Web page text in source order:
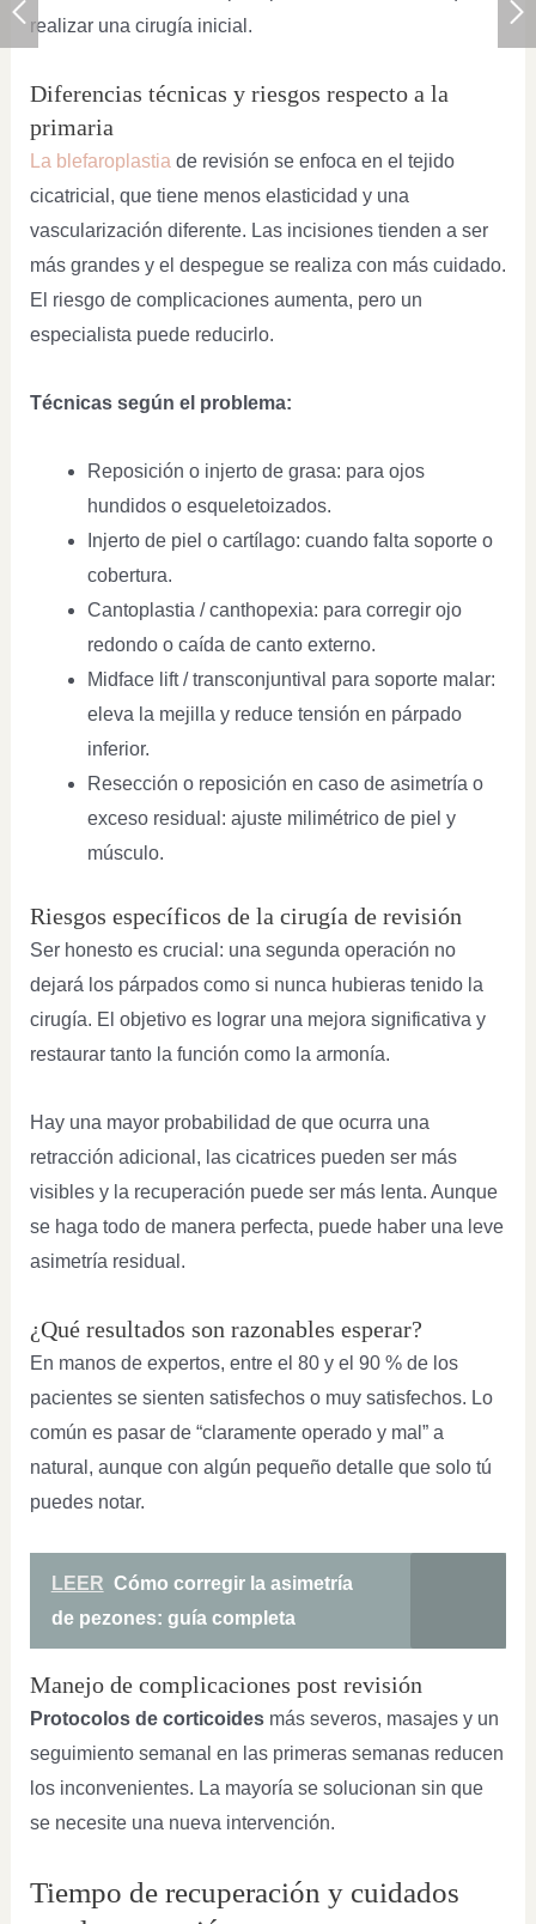
realizar una cirugía inicial.
Diferencias técnicas y riesgos respecto a la
primaria
La blefaroplastia de revisión se enfoca en el tejido
cicatricial, que tiene menos elasticidad y una
vascularización diferente. Las incisiones tienden a ser
más grandes y el despegue se realiza con más cuidado.
El riesgo de complicaciones aumenta, pero un
especialista puede reducirlo.
Técnicas según el problema:
Reposición o injerto de grasa: para ojos
hundidos o esqueletoizados.
Injerto de piel o cartílago: cuando falta soporte o
cobertura.
Cantoplastia / canthopexia: para corregir ojo
redondo o caída de canto externo.
Midface lift / transconjuntival para soporte malar:
eleva la mejilla y reduce tensión en párpado
inferior.
Resección o reposición en caso de asimetría o
exceso residual: ajuste milimétrico de piel y
músculo.
Riesgos específicos de la cirugía de revisión
Ser honesto es crucial: una segunda operación no
dejará los párpados como si nunca hubieras tenido la
cirugía. El objetivo es lograr una mejora significativa y
restaurar tanto la función como la armonía.
Hay una mayor probabilidad de que ocurra una
retracción adicional, las cicatrices pueden ser más
visibles y la recuperación puede ser más lenta. Aunque
se haga todo de manera perfecta, puede haber una leve
asimetría residual.
¿Qué resultados son razonables esperar?
En manos de expertos, entre el 80 y el 90 % de los
pacientes se sienten satisfechos o muy satisfechos. Lo
común es pasar de “claramente operado y mal” a
natural, aunque con algún pequeño detalle que solo tú
puedes notar.
LEER Cómo corregir la asimetría
de pezones: guía completa
Manejo de complicaciones post revisión
Protocolos de corticoidesmás severos, masajes y un
seguimiento semanal en las primeras semanas reducen
los inconvenientes. La mayoría se solucionan sin que
se necesite una nueva intervención.
Tiempo de recuperación y cuidados